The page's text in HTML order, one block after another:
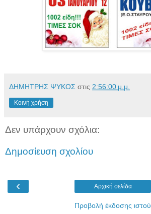
ΔΗΜΗΤΡΗΣ ΨΥΚΟΣ στις 2:56:00 μ.μ.
Κοινή χρήση
Δεν υπάρχουν σχόλια:
Δημοσίευση σχολίου
‹ Αρχική σελίδα
Προβολή έκδοσης ιστού